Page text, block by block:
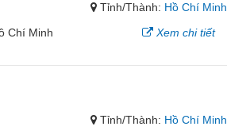
Tỉnh/Thành: Hồ Chí Minh
Chí Minh
Xem chi tiết
Tỉnh/Thành: Hồ Chí Minh